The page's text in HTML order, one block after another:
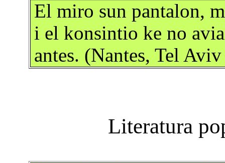
El miro sun pantalon,
i el konsintio ke no
antes. (Nantes, Tel